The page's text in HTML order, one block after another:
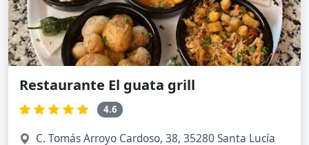
Restaurante El guata grill
4.6
C. Tomás Arroyo Cardoso, 38, 35280 Santa Lucía